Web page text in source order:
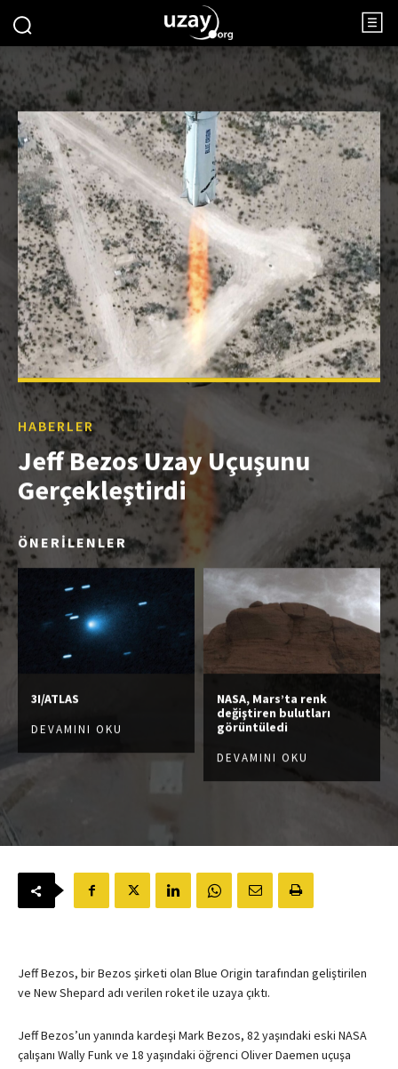
HABERLER
Jeff Bezos Uzay Uçuşunu
Gerçekleştirdi
ÖNERİLENLER
3I/ATLAS
DEVAMINI OKU
NASA, Mars’ta renk
değiştiren bulutları
görüntüledi
DEVAMINI OKU
Jeff Bezos, bir Bezos şirketi olan Blue Origin tarafından geliştirilen
ve New Shepard adı verilen roket ile uzaya çıktı.
Jeff Bezos’un yanında kardeşi Mark Bezos, 82 yaşındaki eski NASA
çalışanı Wally Funk ve 18 yaşındaki öğrenci Oliver Daemen uçuşa